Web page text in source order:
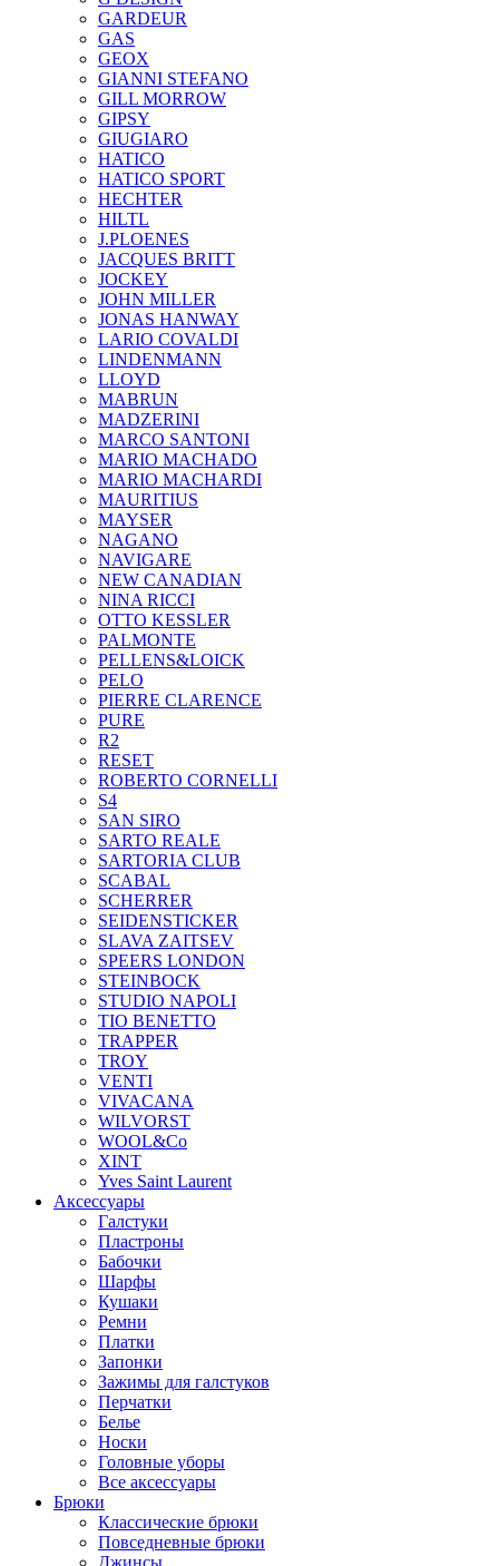
GARDEUR
GAS
GEOX
GIANNI STEFANO
GILL MORROW
GIPSY
GIUGIARO
HATICO
HATICO SPORT
HECHTER
HILTL
J.PLOENES
JAСQUES BRITT
JOCKEY
JOHN MILLER
JONAS HANWAY
LARIO COVALDI
LINDENMANN
LLOYD
MABRUN
MADZERINI
MARCO SANTONI
MARIO MACHADO
MARIO MACHARDI
MAURITIUS
MAYSER
NAGANO
NAVIGARE
NEW CANADIAN
NINA RICCI
OTTO KESSLER
PALMONTE
PELLENS&LOICK
PELO
PIERRE CLARENCE
PURE
R2
RESET
ROBERTO CORNELLI
S4
SAN SIRO
SARTO REALE
SARTORIA CLUB
SCABAL
SCHERRER
SEIDENSTICKER
SLAVA ZAITSEV
SPEERS LONDON
STEINBOCK
STUDIO NAPOLI
TIO BENETTO
TRAPPER
TROY
VENTI
VIVACANA
WILVORST
WOOL&Co
XINT
Yves Saint Laurent
Аксессуары
Галстуки
Пластроны
Бабочки
Шарфы
Кушаки
Ремни
Платки
Запонки
Зажимы для галстуков
Перчатки
Белье
Носки
Головные уборы
Все аксессуары
Брюки
Классические брюки
Повседневные брюки
Джинсы